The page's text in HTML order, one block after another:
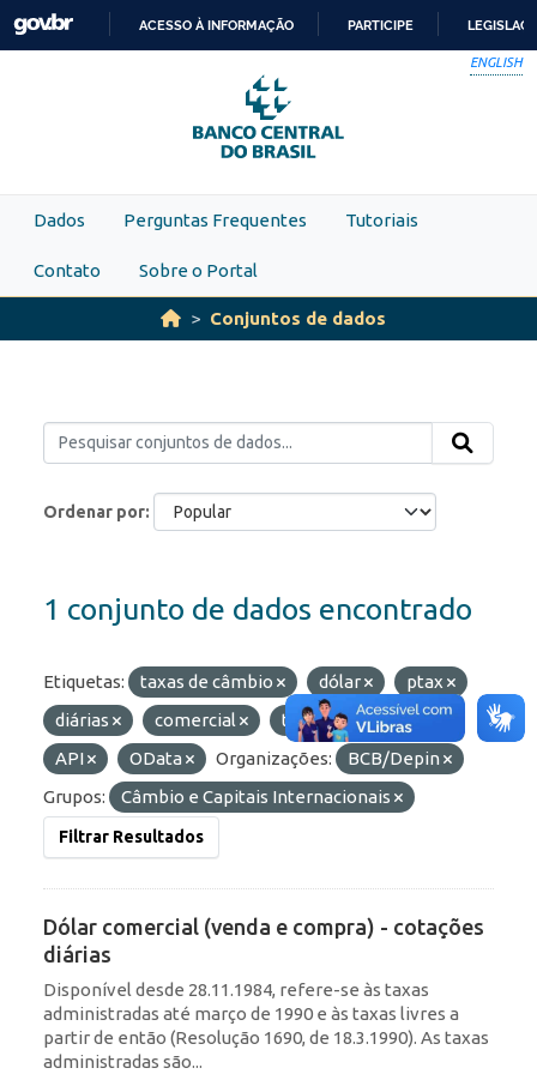
Skip to main content
PARA
O
CONTEÚDO
ACESSO À INFORMAÇÃO PARTICIPE
ENGLISH
Dados Perguntas Frequentes Tutoriais
Contato Sobre o Portal
Conjuntos de dados
Ordenar por
1 conjunto de dados encontrado
Etiquetas: taxas de câmbio dólar
ptax
diárias
comercial taxas
Formatos:
API
OData Organizações:
BCB/Depin
Grupos:
Câmbio e Capitais Internacionais
Filtrar Resultados
Dólar comercial (venda e compra) - cotações
diárias
Disponível desde 28.11.1984, refere-se às taxas
administradas até março de 1990 e às taxas livres a
partir de então (Resolução 1690, de 18.3.1990). As taxas
administradas são...